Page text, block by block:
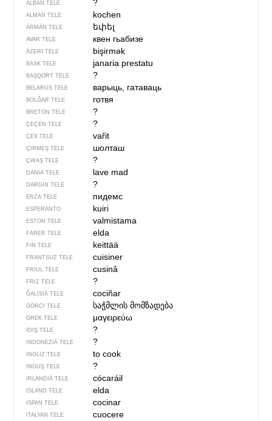
ALBAN TELE ?
ALMAN TELE kochen
ÄRMÄN TELE եփել
AVAR TELE квен гьабизе
ÄZERI TELE bişirmək
BASK TELE janaria prestatu
BAŞQORT TELE ?
BELARUS TELE варыць, гатаваць
BOLĞAR TELE готвя
BRETON TELE ?
ÇEÇEN TELE ?
ÇEX TELE vařit
ÇIRMEŞ TELE шолташ
ÇWAŞ TELE ?
DANIÄ TELE lave mad
DARGIN TELE ?
ERZA TELE пидемс
ESPERANTO kuiri
ESTON TELE valmistama
FARER TELE elda
FIN TELE keittää
FRANTSUZ TELE cuisiner
FRIUL TELE cusinâ
FRIZ TELE ?
ĞALISIÄ TELE cociñar
GÖRCI TELE საჭმლის მომზადება
GREK TELE μαγειρεύω
IDIŞ TELE ?
INDONEZIÄ TELE ?
INGLIZ TELE to cook
INGUŞ TELE ?
IRLANDIÄ TELE cócaráil
ISLAND TELE elda
ISPAN TELE cocinar
ITALYAN TELE cuocere